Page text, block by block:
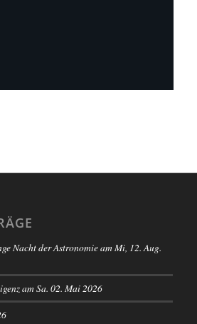
Nacht der Astronomie am Mi, 12. Aug.
am Sa. 02. Mai 2026